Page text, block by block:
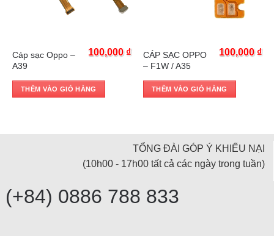
Cáp sạc Oppo –
A39
100,000 ₫
THÊM VÀO GIỎ HÀNG
CÁP SẠC OPPO
– F1W / A35
100,000 ₫
THÊM VÀO GIỎ HÀNG
TỔNG ĐÀI GÓP Ý KHIẾU NẠI
(10h00 - 17h00 tất cả các ngày trong tuần)
(+84) 0886 788 833